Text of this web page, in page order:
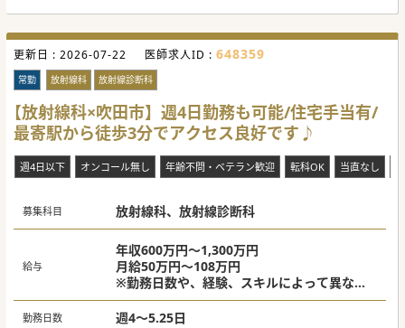
更新日 : 2026-07-22 医師求人ID : 648359
常勤 放射線科 放射線診断科
【放射線科×吹田市】週4日勤務も可能/住宅手当有/
最寄駅から徒歩3分でアクセス良好です♪
週4日以下 オンコール無し 年齢不問・ベテラン歓迎 転科OK 当直なし
募集科目 放射線科、放射線診断科
給与
年収600万円～1,300万円
月給50万円～108万円
※勤務日数や、経験、スキルによって異な
る。
勤務日数 週4～5.25日